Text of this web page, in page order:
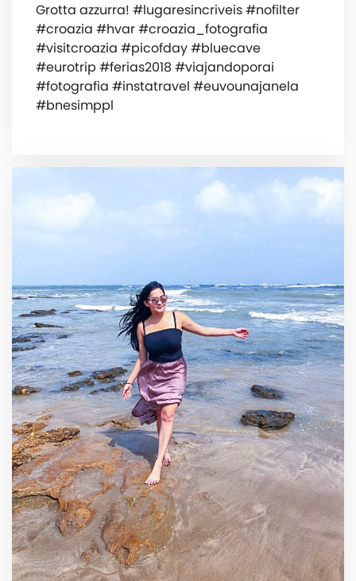
Grotta azzurra! #lugaresincriveis #nofilter
#croazia #hvar #croazia_fotografia
#visitcroazia #picofday #bluecave
#eurotrip #ferias2018 #viajandoporai
#fotografia #instatravel #euvounajanela
#bnesimppl